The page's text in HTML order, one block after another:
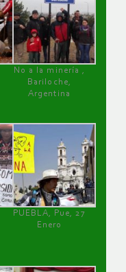
No a la minería ,
Bariloche,
Argentina
PUEBLA, Pue, 27
Enero